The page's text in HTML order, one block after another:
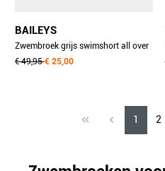
BAILEYS
Zwembroek grijs swimshort all over
printed 2- 611001/92
€ 49,95€ 25,00
1 2